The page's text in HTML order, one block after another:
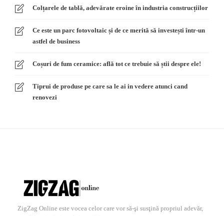
Colțarele de tablă, adevărate eroine în industria construcțiilor
Ce este un parc fotovoltaic și de ce merită să investești într-un
astfel de business
Coșuri de fum ceramice: află tot ce trebuie să știi despre ele!
Tiprui de produse pe care sa le ai in vedere atunci cand
renovezi
ZigZag Online este vocea celor care vor să-şi susţină propriul adevăr,